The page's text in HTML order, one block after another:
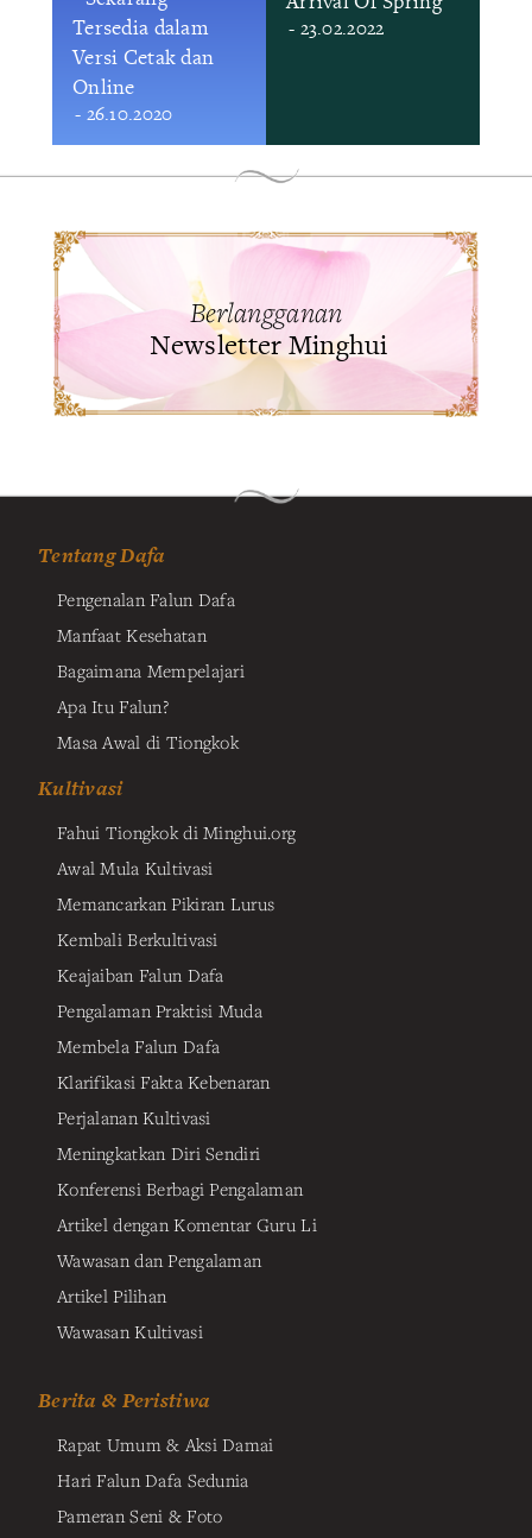
Tersedia dalam
Versi Cetak dan
Online
- 26.10.2020
- 23.02.2022
Berlangganan
Newsletter Minghui
Tentang Dafa
Pengenalan Falun Dafa
Manfaat Kesehatan
Bagaimana Mempelajari
Apa Itu Falun?
Masa Awal di Tiongkok
Kultivasi
Fahui Tiongkok di Minghui.org
Awal Mula Kultivasi
Memancarkan Pikiran Lurus
Kembali Berkultivasi
Keajaiban Falun Dafa
Pengalaman Praktisi Muda
Membela Falun Dafa
Klarifikasi Fakta Kebenaran
Perjalanan Kultivasi
Meningkatkan Diri Sendiri
Konferensi Berbagi Pengalaman
Artikel dengan Komentar Guru Li
Wawasan dan Pengalaman
Artikel Pilihan
Wawasan Kultivasi
Berita & Peristiwa
Rapat Umum & Aksi Damai
Hari Falun Dafa Sedunia
Pameran Seni & Foto